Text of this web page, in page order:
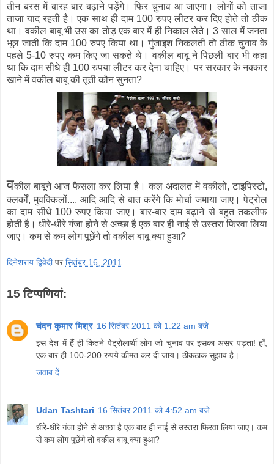
तीन बरस में बारह बार बढ़ाने पड़ेंगे। फिर चुनाव आ जाएगा। लोगों को ताजा
ताजा याद रहती है। एक साथ ही दाम 100 रुपए लीटर कर दिए होते तो ठीक
था। वकील बाबू भी उस का तोड़ एक बार में ही निकाल लेते। 3 साल में जनता
भूल जाती कि दाम 100 रुपए किया था। गुंजाइश निकलती तो ठीक चुनाव के
पहले 5-10 रुपए कम किए जा सकते थे। वकील बाबू ने पिछली बार भी कहा
था कि दाम सीधे ही 100 रुपया लीटर कर देना चाहिए। पर सरकार के नक्कार
खाने में वकील बाबू की तूती कौन सुनता?
वकील बाबूने आज फैसला कर लिया है। कल अदालत में वकीलों, टाइपिस्टों,
क्लर्कों, मुवक्किलों.... आदि आदि से बात करेंगे कि मोर्चा जमाया जाए। पेट्रोल
का दाम सीधे 100 रुपए किया जाए। बार-बार दाम बढ़ाने से बहुत तकलीफ
होती है। धीरे-धीरे गंजा होने से अच्छा है एक बार ही नाई से उस्तरा फिरवा लिया
जाए। कम से कम लोग पूछेंगे तो वकील बाबू क्या हुआ?
दिनेशराय द्विवेदी परसितंबर 16, 2011
15 टिप्‍पणियां:
चंदन कुमार मिश्र 16 सितंबर 2011 को 1:22 am बजे
इस देश में हैं ही कितने पेट्रोलार्थी लोग जो चुनाव पर इसका असर पड़ता! हाँ,
एक बार ही 100-200 रुपये कीमत कर दी जाय। ठीकठाक सुझाव है।
जवाब दें
Udan Tashtari 16 सितंबर 2011 को 4:52 am बजे
धीरे-धीरे गंजा होने से अच्छा है एक बार ही नाई से उस्तरा फिरवा लिया जाए। कम
से कम लोग पूछेंगे तो वकील बाबू क्या हुआ?